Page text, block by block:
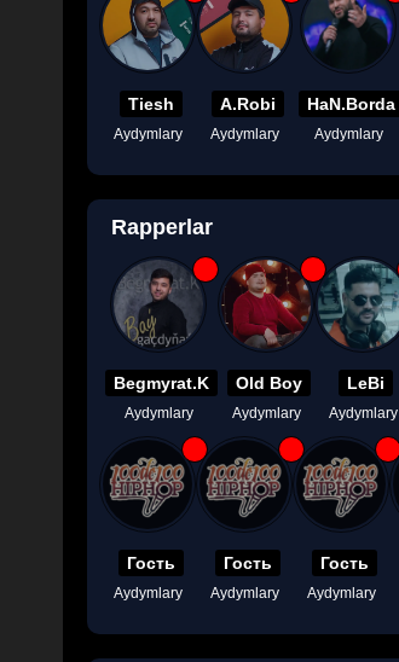
Tiesh
Aydymlary
A.Robi
Aydymlary
HaN.Borda
Aydymlary
Rapperlar
Begmyrat.K
Aydymlary
Old Boy
Aydymlary
LeBi
Aydymlary
Гость
Aydymlary
Гость
Aydymlary
Гость
Aydymlary